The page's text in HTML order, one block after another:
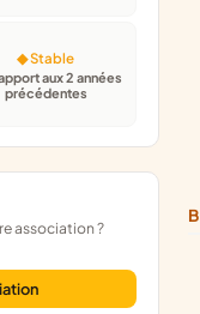
◆ Stable
aux 2 années
précédentes